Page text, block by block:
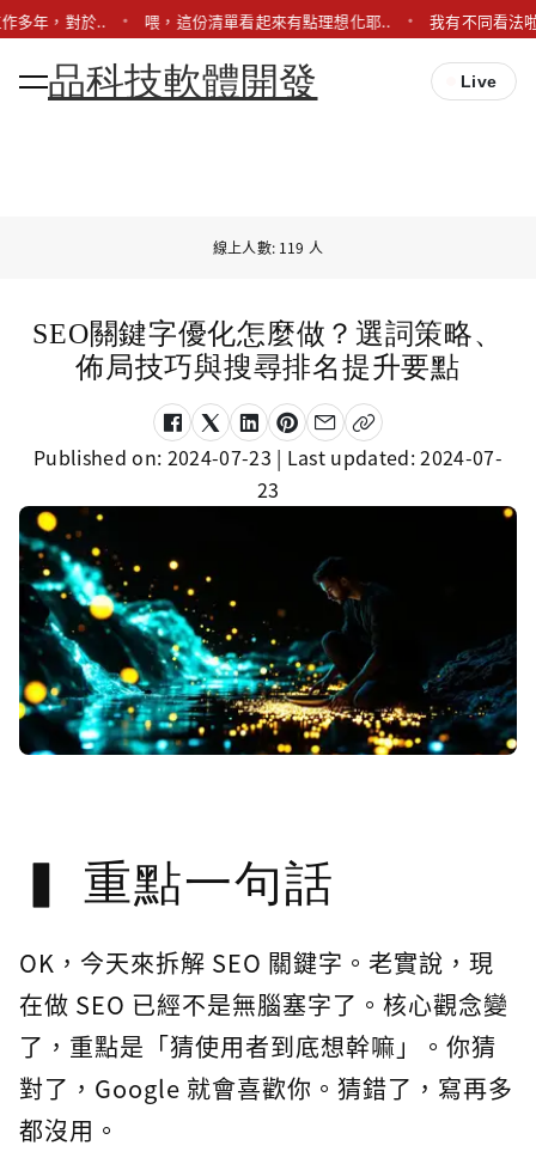
多年，對於.. 喂，這份清單看起來有點理想化耶.. 我有不同看法
品科技軟體開發 Live
線上人數: 119 人
SEO關鍵字優化怎麼做？選詞策略、
佈局技巧與搜尋排名提升要點
Published on: 2024-07-23 | Last updated:2024-07-
23
重點一句話
OK，今天來拆解 SEO 關鍵字。老實說，現
在做 SEO 已經不是無腦塞字了。核心觀念變
了，重點是「猜使用者到底想幹嘛」。你猜
對了，Google 就會喜歡你。猜錯了，寫再多
都沒用。